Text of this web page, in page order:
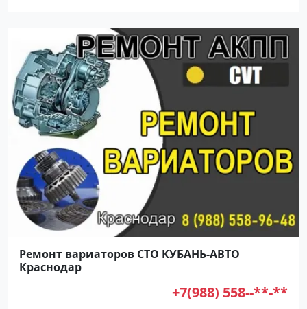
Ремонт вариаторов СТО КУБАНЬ-АВТО
Краснодар
+7(988) 558--**-**